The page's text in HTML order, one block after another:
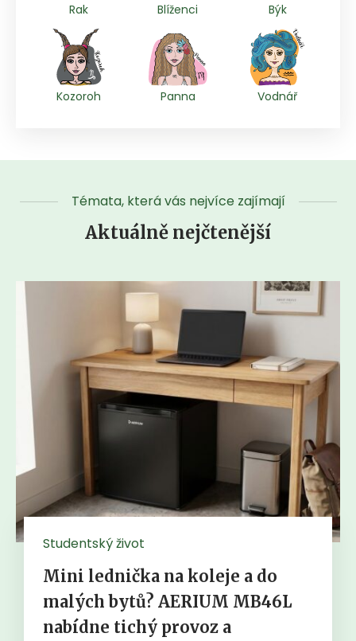
Rak Blíženci Býk
Kozoroh Panna Vodnář
Témata, která vás nejvíce zajímají
Aktuálně nejčtenější
Studentský život
Mini lednička na koleje a do
malých bytů? AERIUM MB46L
nabídne tichý provoz a